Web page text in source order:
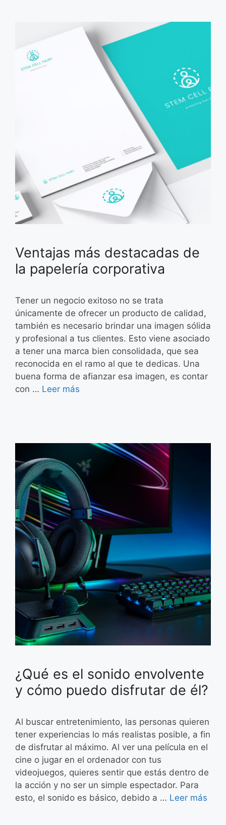
Ventajas más destacadas de
la papelería corporativa
Tener un negocio exitoso no se trata
únicamente de ofrecer un producto de calidad,
también es necesario brindar una imagen sólida
y profesional a tus clientes. Esto viene asociado
a tener una marca bien consolidada, que sea
reconocida en el ramo al que te dedicas. Una
buena forma de afianzar esa imagen, es contar
con … Leer más
¿Qué es el sonido envolvente
y cómo puedo disfrutar de él?
Al buscar entretenimiento, las personas quieren
tener experiencias lo más realistas posible, a fin
de disfrutar al máximo. Al ver una película en el
cine o jugar en el ordenador con tus
videojuegos, quieres sentir que estás dentro de
la acción y no ser un simple espectador. Para
esto, el sonido es básico, debido a … Leer más